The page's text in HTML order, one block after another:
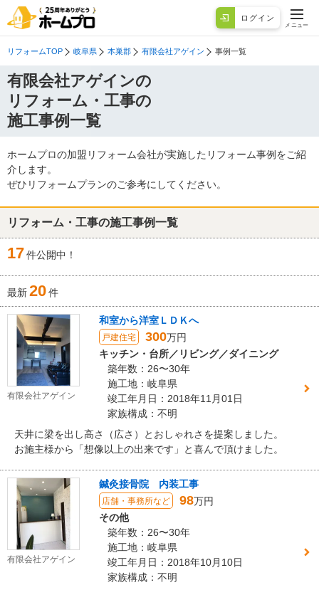
ログイン
メニュー
リフォームTOP 岐阜県 本巣郡 有限会社アゲイン 事例一覧
有限会社アゲインの
リフォーム・工事の
施工事例一覧
ホームプロの加盟リフォーム会社が実施したリフォーム事例をご紹
介します。
ぜひリフォームプランのご参考にしてください。
リフォーム・工事の施工事例一覧
17件公開中！
最新20件
有限会社アゲイン
和室から洋室ＬＤＫへ
戸建住宅 300万円
キッチン・台所／リビング／ダイニング
築年数：26〜30年
施工地：岐阜県
竣工年月日：2018年11月01日
家族構成：不明
天井に梁を出し高さ（広さ）とおしゃれさを提案しました。
お施主様から「想像以上の出来です」と喜んで頂けました。
有限会社アゲイン
鍼灸接骨院 内装工事
店舗・事務所など 98万円
その他
築年数：26〜30年
施工地：岐阜県
竣工年月日：2018年10月10日
家族構成：不明